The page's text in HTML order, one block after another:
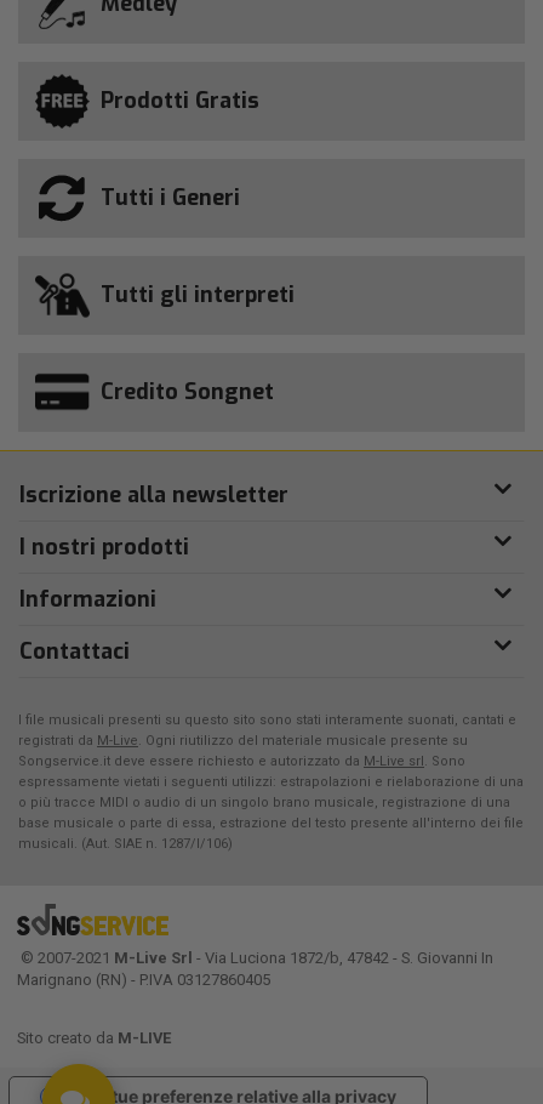
Prodotti Gratis
Tutti i Generi
Tutti gli interpreti
Credito Songnet
Iscrizione alla newsletter
I nostri prodotti
Informazioni
Contattaci
I file musicali presenti su questo sito sono stati interamente suonati, cantati e
registrati da M-Live. Ogni riutilizzo del materiale musicale presente su
Songservice.it deve essere richiesto e autorizzato da M-Live srl. Sono
espressamente vietati i seguenti utilizzi: estrapolazioni e rielaborazione di una
o più tracce MIDI o audio di un singolo brano musicale, registrazione di una
base musicale o parte di essa, estrazione del testo presente all'interno dei file
musicali. (Aut. SIAE n. 1287/I/106)
© 2007-2021 M-Live Srl - Via Luciona 1872/b, 47842 - S. Giovanni In
Marignano (RN) - P.IVA 03127860405
Sito creato da M-LIVE
Le tue preferenze relative alla privacy